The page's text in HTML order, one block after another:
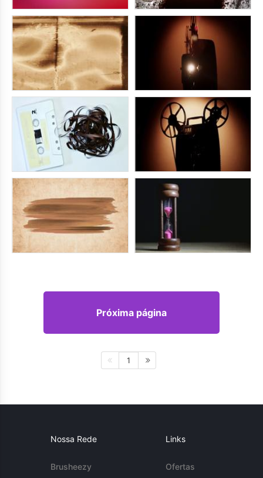
Próxima página
1
Nossa Rede
Brusheezy
Links
Ofertas